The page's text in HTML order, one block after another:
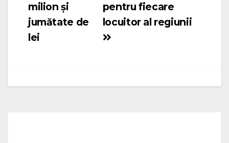
pentru fiecare
locuitor al regiunii
milion și
jumătate de
lei